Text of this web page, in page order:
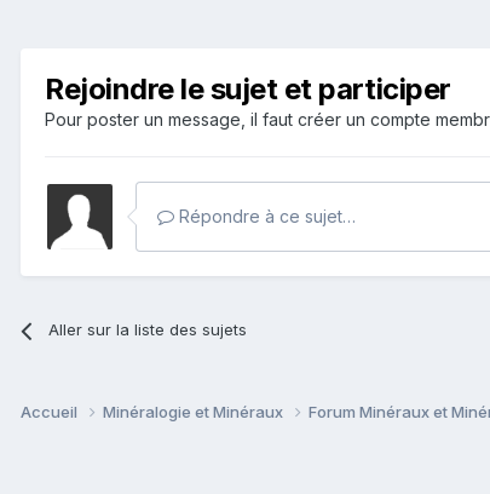
Rejoindre le sujet et participer
Pour poster un message, il faut créer un compte
Répondre à ce sujet…
Aller sur la liste des sujets
Accueil Minéralogie et Minéraux Forum Minéraux et